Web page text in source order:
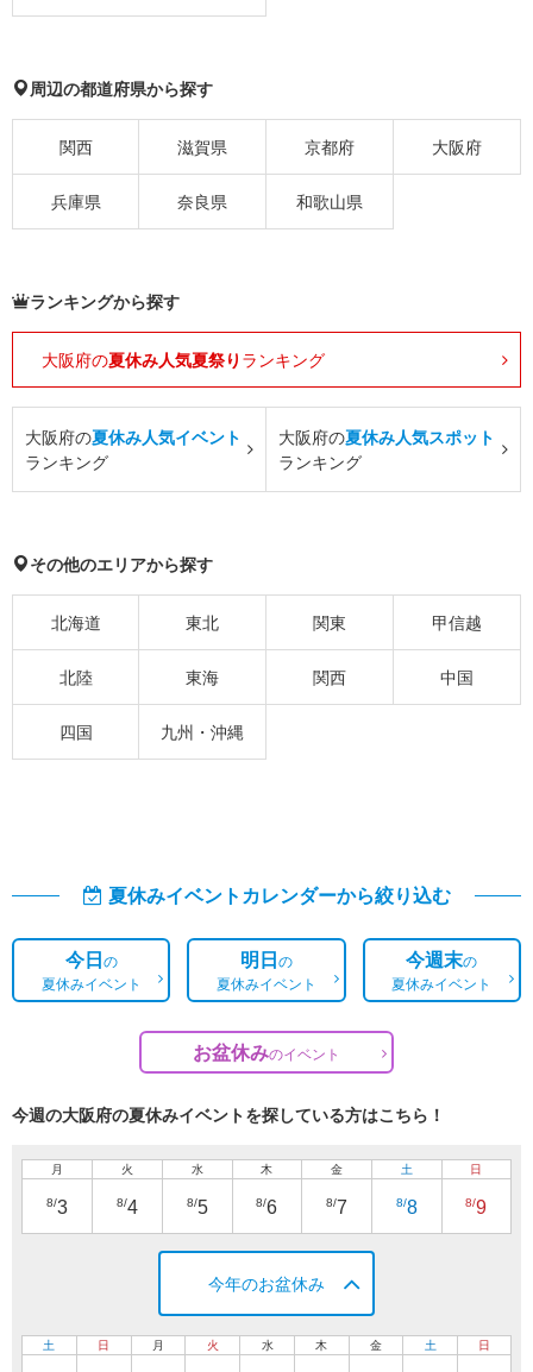
周辺の都道府県から探す
関西 滋賀県 京都府 大阪府
兵庫県 奈良県 和歌山県
ランキングから探す
大阪府の夏休み人気夏祭り ランキング
大阪府の夏休み人気イベント
ランキング
大阪府の夏休み人気スポット
ランキング
その他のエリアから探す
北海道 東北 関東 甲信越
北陸 東海 関西 中国
四国 九州・沖縄
夏休みイベントカレンダーから絞り込む
今日の
夏休みイベント
明日の
夏休みイベント
今週末の
夏休みイベント
お盆休みのイベント
今週の大阪府の夏休みイベントを探している方はこちら！
月
8/3
火
8/4
水
8/5
木
8/6
金
8/7
土
8/8
日
8/9
今年のお盆休み
土 日 月 火 水 木 金 土 日